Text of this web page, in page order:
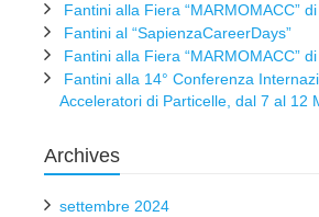
Fantini alla Fiera “MARMOMACC”
Fantini al “SapienzaCareerDays”
Fantini alla Fiera “MARMOMACC”
Fantini alla 14° Conferenza
Acceleratori di Particelle, dal 7 al 12
Archives
settembre 2024